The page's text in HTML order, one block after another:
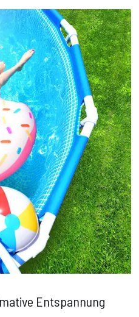
Entspannung